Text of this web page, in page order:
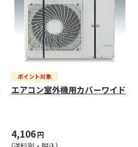
エアコン室外機用カバーワイド
4,106円